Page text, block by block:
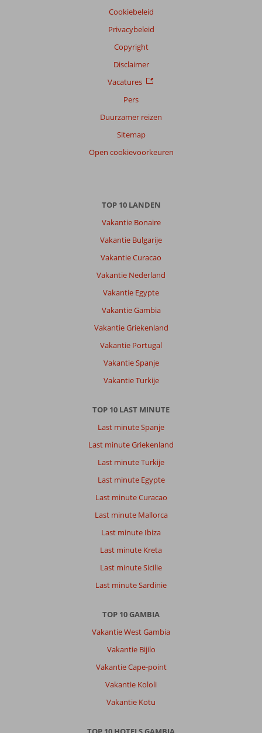
Cookiebeleid
Privacybeleid
Copyright
Disclaimer
Vacatures
Pers
Duurzamer reizen
Sitemap
Open cookievoorkeuren
TOP 10 LANDEN
Vakantie Bonaire
Vakantie Bulgarije
Vakantie Curacao
Vakantie Nederland
Vakantie Egypte
Vakantie Gambia
Vakantie Griekenland
Vakantie Portugal
Vakantie Spanje
Vakantie Turkije
TOP 10 LAST MINUTE
Last minute Spanje
Last minute Griekenland
Last minute Turkije
Last minute Egypte
Last minute Curacao
Last minute Mallorca
Last minute Ibiza
Last minute Kreta
Last minute Sicilie
Last minute Sardinie
TOP 10 GAMBIA
Vakantie West Gambia
Vakantie Bijilo
Vakantie Cape-point
Vakantie Kololi
Vakantie Kotu